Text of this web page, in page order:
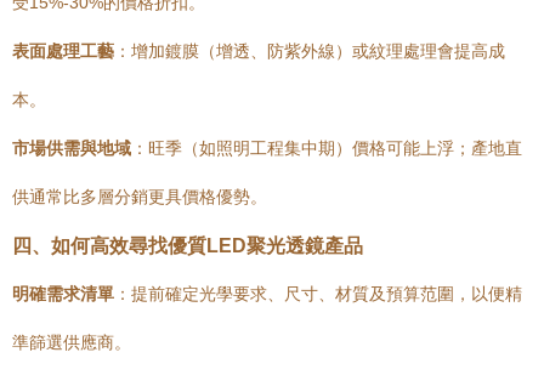
表面處理工藝 ：增加鍍膜（增透、防紫外線）或紋理處理會提高成
本。
市場供需與地域 ：旺季（如照明工程集中期）價格可能上浮；產地直
供通常比多層分銷更具價格優勢。
四、如何高效尋找優質LED聚光透鏡產品
明確需求清單 ：提前確定光學要求、尺寸、材質及預算范圍，以便精
準篩選供應商。